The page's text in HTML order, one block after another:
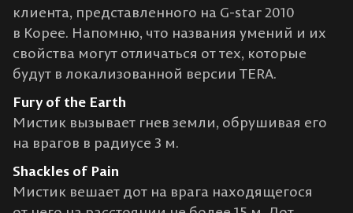
клиента, представленного на G-star 2010
в Корее. Напомню, что названия умений и их
свойства могут отличаться от тех, которые
будут в локализованной версии TERA.
Fury of the Earth
Мистик вызывает гнев земли, обрушивая его
на врагов в радиусе 3 м.
Shackles of Pain
Мистик вешает дот на врага находящегося